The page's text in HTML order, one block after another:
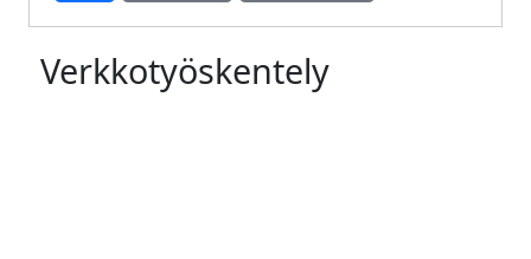
Verkkotyöskentely